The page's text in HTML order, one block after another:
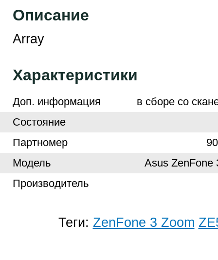
Описание
Array
Характеристики
Доп. информация
в сборе со
Cостояние
Партномер
Модель
Asus ZenFone
Производитель
Теги: ZenFone 3 Zoom